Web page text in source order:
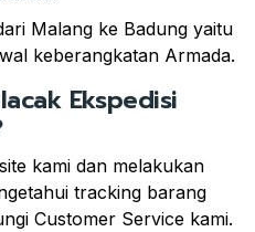
Malang ke Badung yaitu
keberangkatan Armada.
Ekspedisi
kami dan melakukan
tracking barang
Customer Service kami.